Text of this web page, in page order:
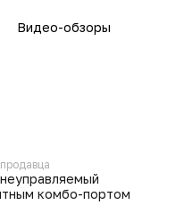
Видео-обзоры
комбо-портом